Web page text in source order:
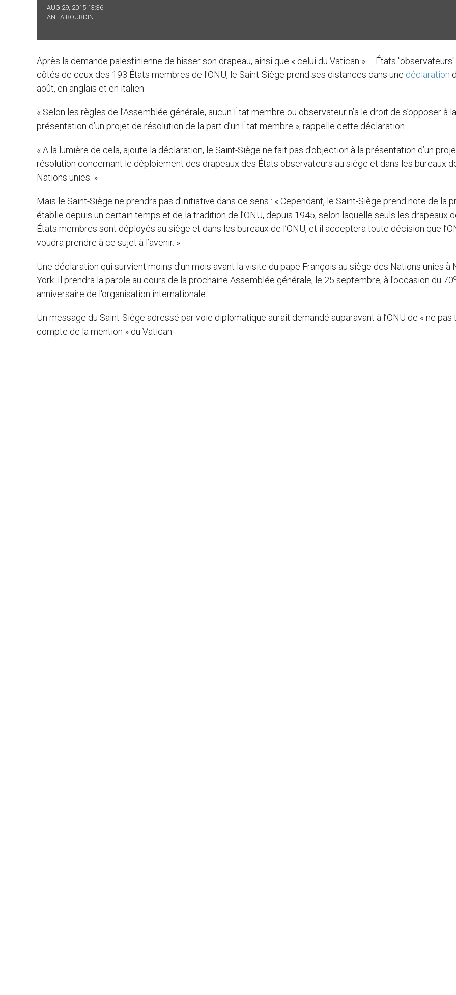
AUG 29, 2015 13:36
ANITA BOURDIN
Après la demande palestinienne de hisser son drapeau, ainsi que « celui du Vatican » – États
côtés de ceux des 193 États membres de l'ONU, le Saint-Siège prend ses distances dans une déclaration
août, en anglais et en italien.
« Selon les règles de l’Assemblée générale, aucun État membre ou observateur n’a le droit de s’opposer à la
présentation d’un projet de résolution de la part d’un État membre », rappelle cette déclaration.
« A la lumière de cela, ajoute la déclaration, le Saint-Siège ne fait pas d’objection à la présentation d’un
résolution concernant le déploiement des drapeaux des États observateurs au siège et dans les bureaux
Nations unies. »
Mais le Saint-Siège ne prendra pas d’initiative dans ce sens : « Cependant, le Saint-Siège prend note de la
établie depuis un certain temps et de la tradition de l’ONU, depuis 1945, selon laquelle seuls les drapeaux
États membres sont déployés au siège et dans les bureaux de l’ONU, et il acceptera toute décision que
voudra prendre à ce sujet à l’avenir. »
Une déclaration qui survient moins d’un mois avant la visite du pape François au siège des Nations unies à
York. Il prendra la parole au cours de la prochaine Assemblée générale, le 25 septembre, à l'occasion du 70e
anniversaire de l'organisation internationale.
Un message du Saint-Siège adressé par voie diplomatique aurait demandé auparavant à l’ONU de « ne pas
compte de la mention » du Vatican.